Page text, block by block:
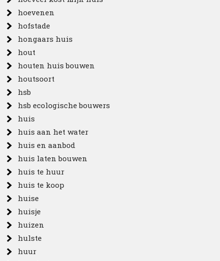
hoevenen
hofstade
hongaars huis
hout
houten huis bouwen
houtsoort
hsb
hsb ecologische bouwers
huis
huis aan het water
huis en aanbod
huis laten bouwen
huis te huur
huis te koop
huise
huisje
huizen
hulste
huur